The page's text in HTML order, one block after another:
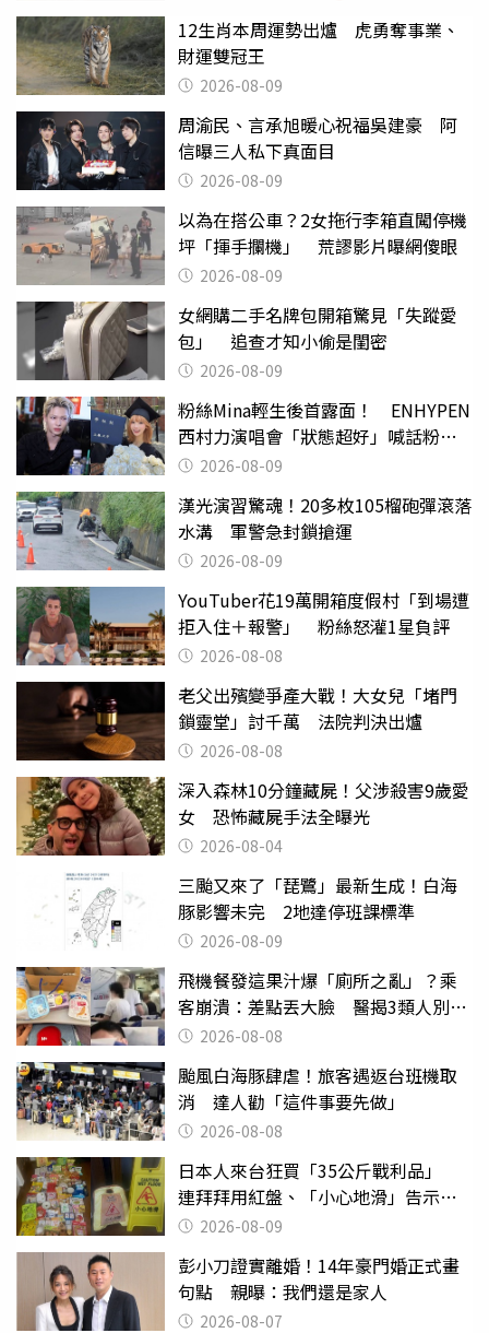
12生肖本周運勢出爐 虎勇奪事業、
財運雙冠王
2026-08-09
周渝民、言承旭暖心祝福吳建豪 阿
信曝三人私下真面目
2026-08-09
以為在搭公車？2女拖行李箱直闖停機
坪「揮手攔機」 荒謬影片曝網傻眼
2026-08-09
女網購二手名牌包開箱驚見「失蹤愛
包」 追查才知小偷是閨密
2026-08-09
粉絲Mina輕生後首露面！ ENHYPEN
西村力演唱會「狀態超好」喊話粉
絲：我們心意相通
2026-08-09
漢光演習驚魂！20多枚105榴砲彈滾落
水溝 軍警急封鎖搶運
2026-08-09
YouTuber花19萬開箱度假村「到場遭
拒入住＋報警」 粉絲怒灌1星負評
2026-08-08
老父出殯變爭產大戰！大女兒「堵門
鎖靈堂」討千萬 法院判決出爐
2026-08-08
深入森林10分鐘藏屍！父涉殺害9歲愛
女 恐怖藏屍手法全曝光
2026-08-04
三颱又來了「琵鷺」最新生成！白海
豚影響未完 2地達停班課標準
2026-08-09
飛機餐發這果汁爆「廁所之亂」？乘
客崩潰：差點丟大臉 醫揭3類人別亂
喝 2026-08-08
颱風白海豚肆虐！旅客遇返台班機取
消 達人勸「這件事要先做」
2026-08-08
日本人來台狂買「35公斤戰利品」
連拜拜用紅盤、「小心地滑」告示牌
也帶回家
2026-08-09
彭小刀證實離婚！14年豪門婚正式畫
句點 親曝：我們還是家人
2026-08-07